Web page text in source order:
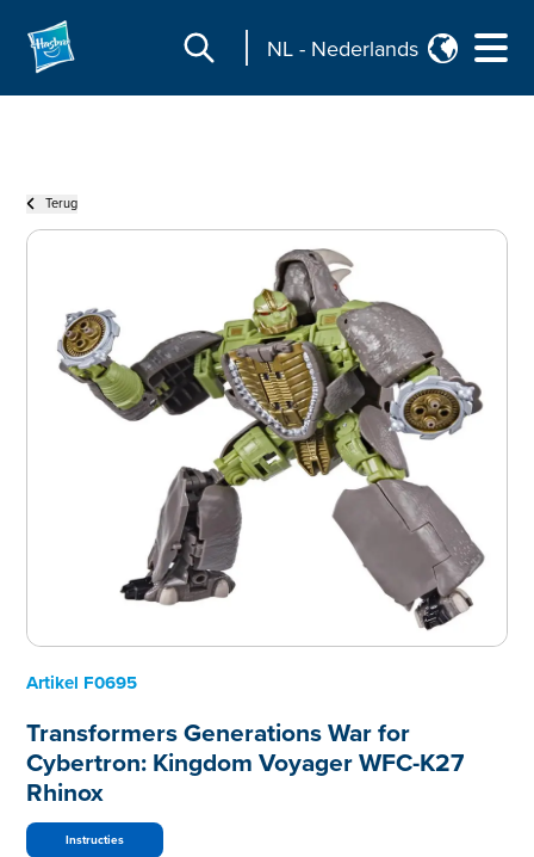
NL - Nederlands
Terug
Artikel F0695
Transformers Generations War for
Cybertron: Kingdom Voyager WFC-K27
Rhinox
Instructies